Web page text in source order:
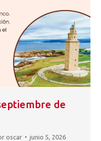
de
oscar junio 5, 2026